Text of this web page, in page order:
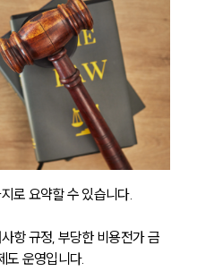
로 요약할 수 있습니다.
항 규정, 부당한 비용전가 금
도 운영입니다.